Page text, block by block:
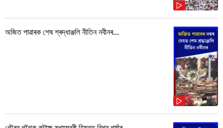
অজিত পাৱাৰক শেষ শ্ৰদ্ধাঞ্জলি নীতিন নবীনৰ...